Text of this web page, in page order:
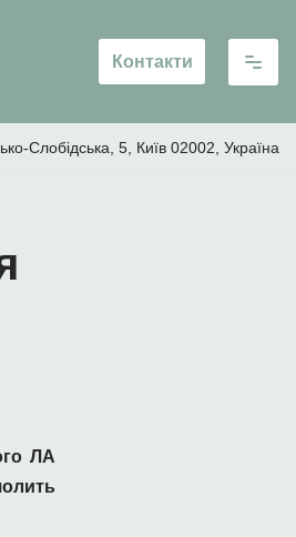
Контакти
Слобідська, 5, Київ 02002, Україна
ЛА